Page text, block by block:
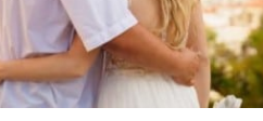
Ślub symboliczny
Ślub cywilny Ślub symboliczny